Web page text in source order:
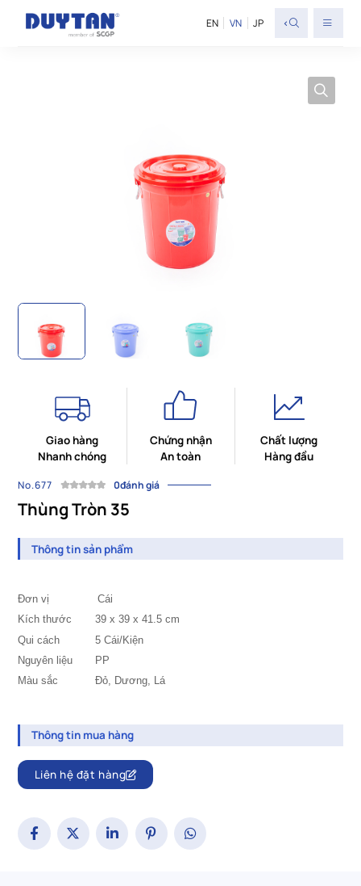
EN VN JP <
Giao hàng
Nhanh chóng
Chứng nhận
An toàn
Chất lượng
Hàng đầu
No.677 0đánh giá
Thùng Tròn 35
Thông tin sản phẩm
Đơn vị Cái
Kích thước
39 x 39 x 41.5 cm
Qui cách
5 Cái/Kiện
Nguyên liệu
PP
Màu sắc
		Đỏ, Dương,
Lá
Thông tin mua hàng
Liên hệ đặt hàng